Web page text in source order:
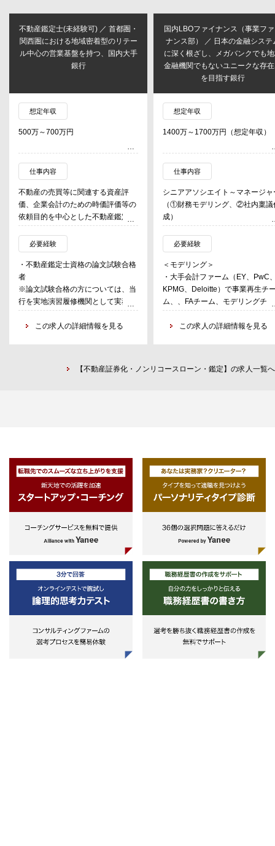
不動産鑑定士(未経験可) ／ 首都圏・
関西圏における地域密着型のリテー
ル中心の営業基盤を持つ、国内大手
銀行
想定年収
500万～700万円
仕事内容
不動産の売買等に関連する資産評
価、企業会計のための時価評価等の
依頼目的を中心とした不動産鑑定評
価書等の作成を行う。
鑑定士として幅広く多くの経験を積
みたい方にマッチした業務であり、
受託している案件はオフィスビル、
工場、ホテル、ゴルフ場やマンショ
ン等の収益用不動産を中心に、対応
地域も全国をカバーしている。
長し、将来的には銀行内の他不動産
務セクション等）へのキャリア展開
必要経験
・不動産鑑定士資格の論文試験合格
者
※論文試験合格の方については、当
行を実地演習履修機関として実務修
習を申込いただく。
この求人の詳細情報を見る
国内LBOファイナンス（事業フ
ナンス部） ／ 日本の金融システ
に深く根ざし、メガバンクでも
金融機関でもないユニークな存
を目指す銀行
想定年収
1400万～1700万円（想定年収）
仕事内容
シニアアソシエイト～マネージャ
（①財務モデリング、②社内稟議
成）
・シニアローンに加え、メザニン
ーン、優先株式、HoldCoファイ
ンスを当行単独、あるいはメガバ
ク等と協調して組成。
・案件の難易度やスケジュールに
よりますが、当行は常にアレンジ
ーステイタスを志向していますの
ネージャークラスのディールヘッ
作成、DD資料分析（ビジネス、
当いただく。PEファンド等が作成
するスポンサーモデル（事業計画
の検証をビジネス/マーケットの
のみならず、財務会計、税務面で
検証も行う。また、当行としての
説検証、リスク分析結果を基に、
行ベースシナリオ、ストレスシナ
オの作成を行う。
・尚、案件毎のKPIやリスクの洗
出し/顕在化の可能性の判断、マ
ットシナリオ等のモデルの前提条
結論を導き、モデルに反映いただ
く。加えて、モデル作成過程の分
内容（ビジネス、マーケット、財
必要経験
＜モデリング＞
・大手会計ファーム（EY、PwC
KPMG、Deloitte）で事業再生チ
ム、、FAチーム、モデリングチ
の何れかに3年以上所属し、多数
モデリング実務担当経験者。
については、待遇面で優遇。
この求人の詳細情報を見る
【不動産証券化・ノンリコースローン・鑑定】の求人一覧へ